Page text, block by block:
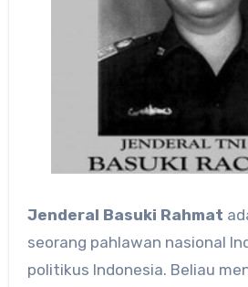
Jenderal Basuki Rahmat
seorang pahlawan nasional
politikus Indonesia. Beliau